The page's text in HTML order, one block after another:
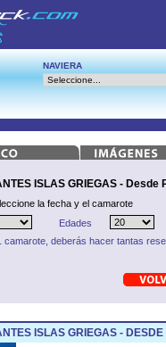
NAVIERA
ISLAS GRIEGAS - Desde
la fecha y el camarote
Edades
camarote, deberás hacer tantas
ISLAS GRIEGAS -